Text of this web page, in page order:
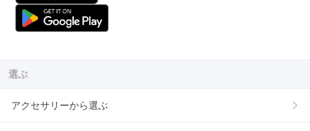
選ぶ
アクセサリーから選ぶ